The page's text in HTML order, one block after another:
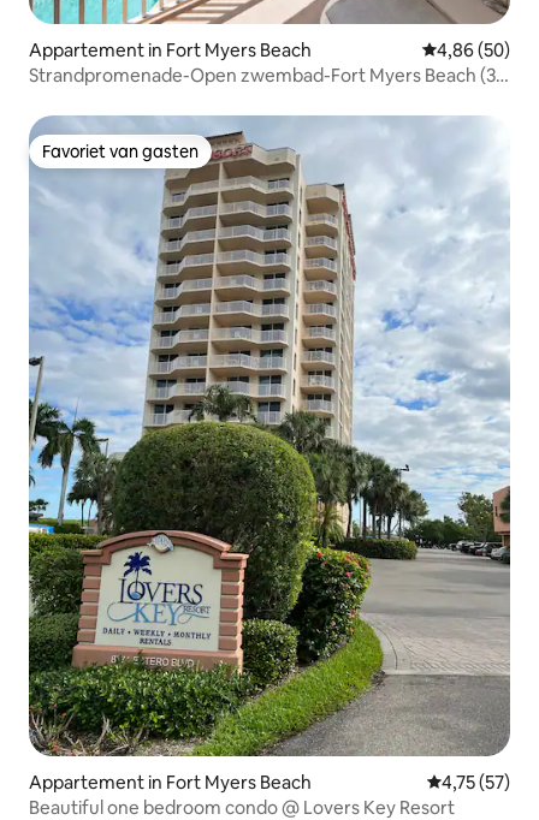
Appartement in Fort Myers Beach Gemiddelde
4,86 (50)
Strandpromenade-Open zwembad-Fort Myers Beach (3e
Favoriet van gasten
Favoriet van gasten
Appartement in Fort Myers Beach Gemiddelde
4,75 (57)
Beautiful one bedroom condo @ Lovers Key Resort